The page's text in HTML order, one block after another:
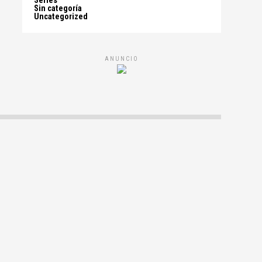
Sin categoría
Uncategorized
ANUNCIO